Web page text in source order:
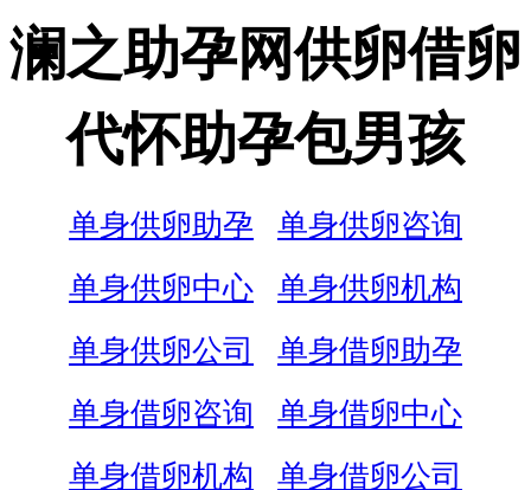
澜之助孕网供卵借卵
代怀助孕包男孩
单身供卵助孕
单身供卵咨询
单身供卵中心
单身供卵机构
单身供卵公司
单身借卵助孕
单身借卵咨询
单身借卵中心
单身借卵机构
单身借卵公司